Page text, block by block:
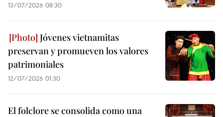
13/07/2026 08:30
Jóvenes vietnamitas
preservan y promueven los valores
patrimoniales
12/07/2026 01:30
El folclore se consolida como una